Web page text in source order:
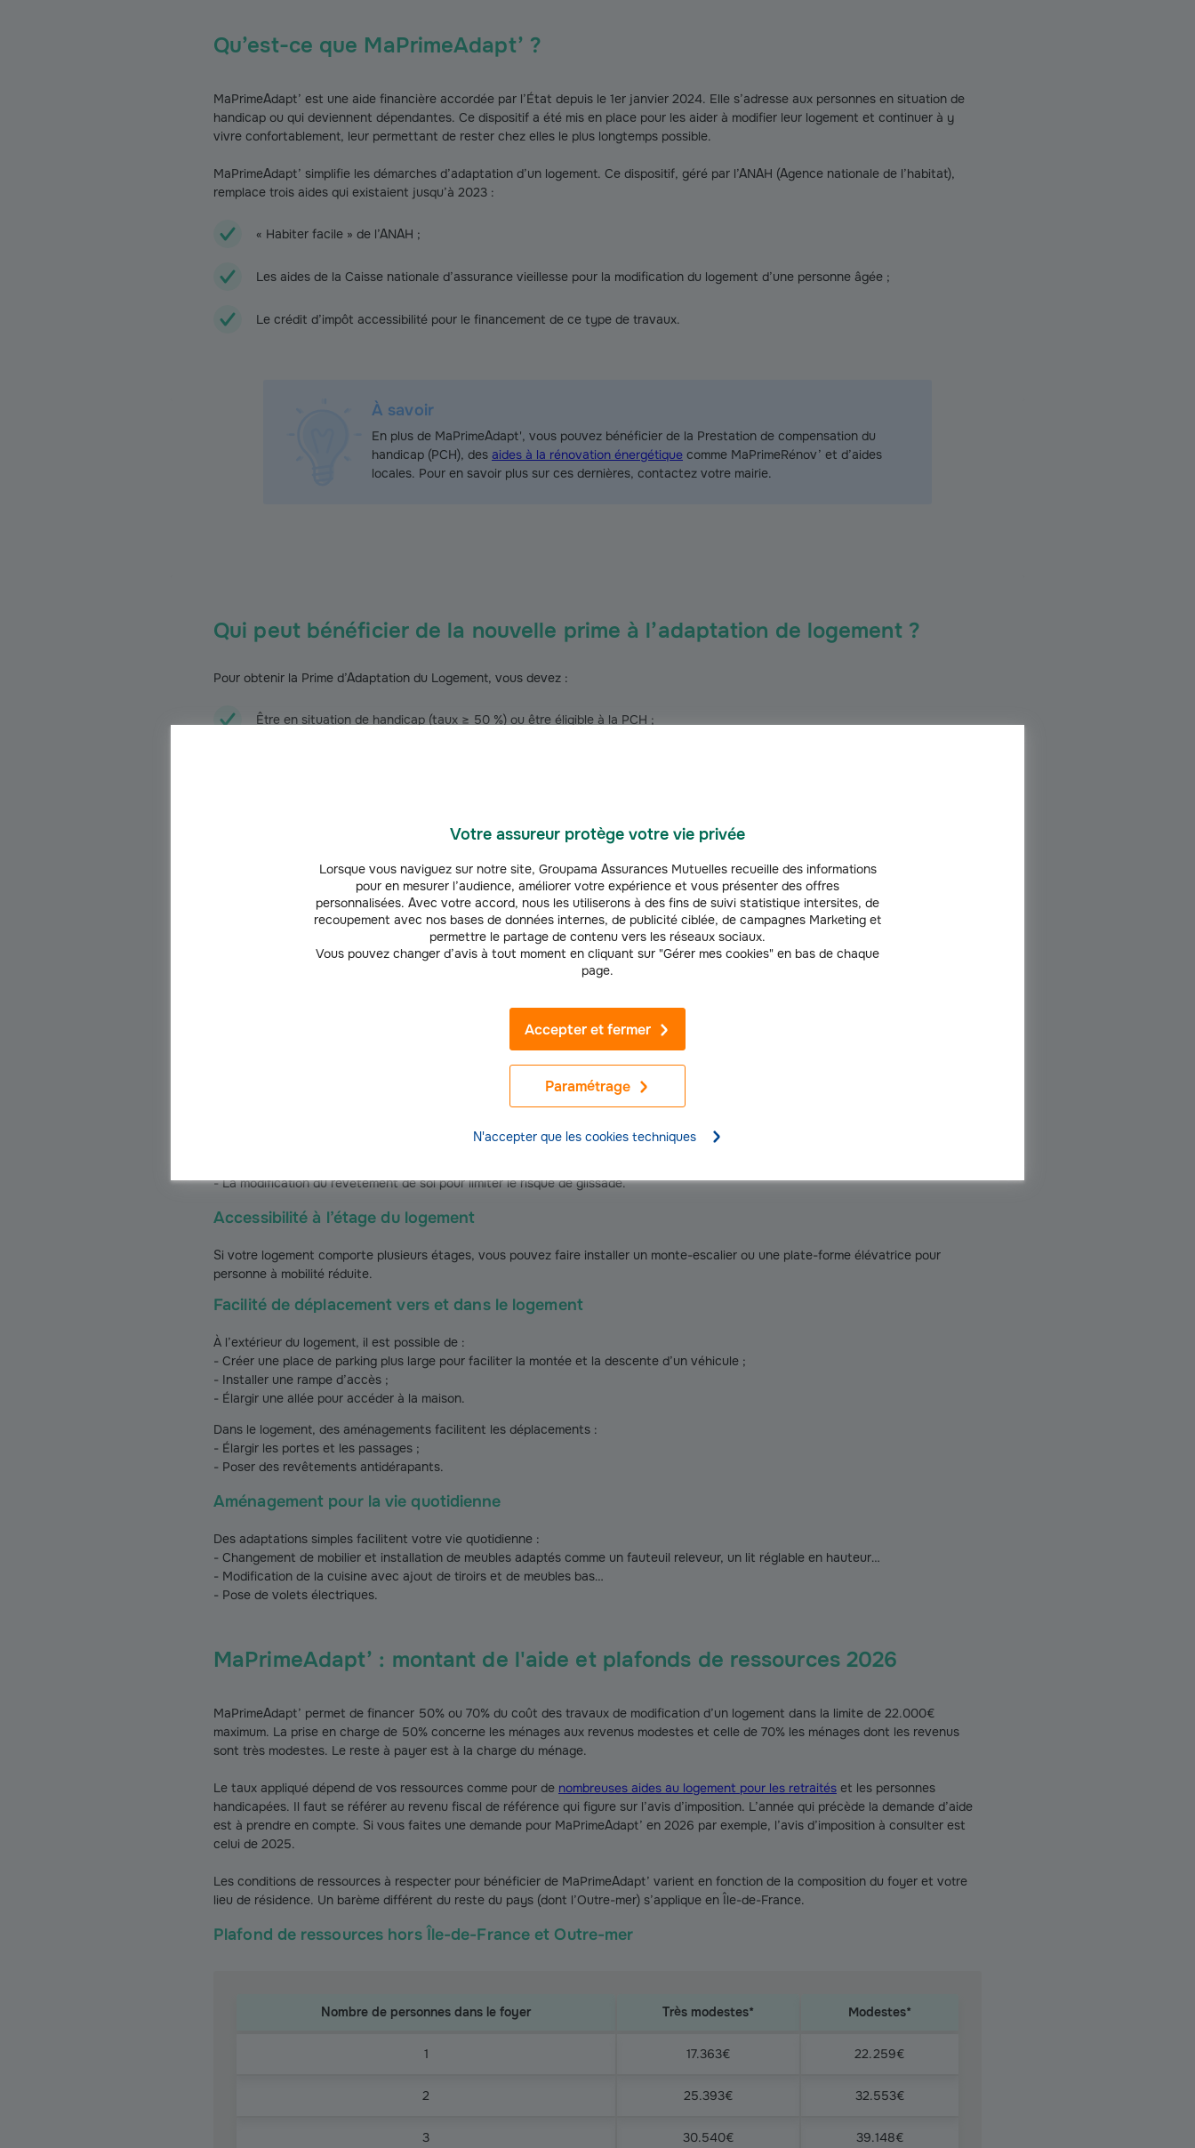
Votre assureur protège votre vie privée
Lorsque vous naviguez sur notre site, Groupama Assurances Mutuelles recueille des informations
pour en mesurer l’audience, améliorer votre expérience et vous présenter des offres
personnalisées. Avec votre accord, nous les utiliserons à des fins de suivi statistique intersites, de
recoupement avec nos bases de données internes, de publicité ciblée, de campagnes Marketing et
permettre le partage de contenu vers les réseaux sociaux.
Vous pouvez changer d’avis à tout moment en cliquant sur "Gérer mes cookies" en bas de chaque
page.
Paramétrage
Accepter et fermer
N'accepter que les cookies techniques
Qu’est-ce que MaPrimeAdapt’ ?
MaPrimeAdapt’ est une aide financière accordée par l’État depuis le 1er janvier 2024. Elle s’adresse aux personnes en situation de
handicap ou qui deviennent dépendantes. Ce dispositif a été mis en place pour les aider à modifier leur logement et continuer à y
vivre confortablement, leur permettant de rester chez elles le plus longtemps possible.
MaPrimeAdapt’ simplifie les démarches d’adaptation d’un logement. Ce dispositif, géré par l’ANAH (Agence nationale de l’habitat),
remplace trois aides qui existaient jusqu’à 2023 :
« Habiter facile » de l’ANAH ;
Les aides de la Caisse nationale d’assurance vieillesse pour la modification du logement d’une personne âgée ;
Le crédit d’impôt accessibilité pour le financement de ce type de travaux.
À savoir
En plus de MaPrimeAdapt', vous pouvez bénéficier de la Prestation de compensation du
handicap (PCH), des aides à la rénovation énergétique comme MaPrimeRénov’ et d’aides
locales. Pour en savoir plus sur ces dernières, contactez votre mairie.
Qui peut bénéficier de la nouvelle prime à l’adaptation de logement ?
Pour obtenir la Prime d’Adaptation du Logement, vous devez :
Être en situation de handicap (taux ≥ 50 %) ou être éligible à la PCH ;
L’aide est réservée aux ménages aux revenus “modestes” ou “très modestes”.
Quels types de travaux peut financer le dispositif MaPrimeAdapt’ ?
peuvent être réalisés avec cette subvention. Ils concernent différentes
Dans une salle de bain, les travaux d’adaptation permettent de continuer à faire sa toilette tout en évitant les risques de chute. Ils
- Le remplacement d’une baignoire par une douche de plain-pied ;
- La modification du revêtement de sol pour limiter le risque de glissade.
Accessibilité à l’étage du logement
Si votre logement comporte plusieurs étages, vous pouvez faire installer un monte-escalier ou une plate-forme élévatrice pour
personne à mobilité réduite.
Facilité de déplacement vers et dans le logement
À l’extérieur du logement, il est possible de :
- Créer une place de parking plus large pour faciliter la montée et la descente d’un véhicule ;
- Installer une rampe d’accès ;
- Élargir une allée pour accéder à la maison.
Dans le logement, des aménagements facilitent les déplacements :
- Élargir les portes et les passages ;
- Poser des revêtements antidérapants.
Aménagement pour la vie quotidienne
Des adaptations simples facilitent votre vie quotidienne :
- Changement de mobilier et installation de meubles adaptés comme un fauteuil releveur, un lit réglable en hauteur…
- Modification de la cuisine avec ajout de tiroirs et de meubles bas…
- Pose de volets électriques.
MaPrimeAdapt’ : montant de l'aide et plafonds de ressources 2026
MaPrimeAdapt’ permet de financer 50% ou 70% du coût des travaux de modification d’un logement dans la limite de 22.000€
maximum. La prise en charge de 50% concerne les ménages aux revenus modestes et celle de 70% les ménages dont les revenus
sont très modestes. Le reste à payer est à la charge du ménage.
Le taux appliqué dépend de vos ressources comme pour de nombreuses aides au logement pour les retraités et les personnes
handicapées. Il faut se référer au revenu fiscal de référence qui figure sur l’avis d’imposition. L’année qui précède la demande d’aide
est à prendre en compte. Si vous faites une demande pour MaPrimeAdapt’ en 2026 par exemple, l’avis d’imposition à consulter est
celui de 2025.
Les conditions de ressources à respecter pour bénéficier de MaPrimeAdapt’ varient en fonction de la composition du foyer et votre
lieu de résidence. Un barème différent du reste du pays (dont l’Outre-mer) s’applique en Île-de-France.
Plafond de ressources hors Île-de-France et Outre-mer
Nombre de personnes dans le foyer Très modestes* Modestes*
1 17.363€ 22.259€
2 25.393€ 32.553€
3 30.540€ 39.148€